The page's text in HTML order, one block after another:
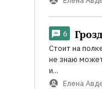
6
Стоит на
не знаю
и...
Елена